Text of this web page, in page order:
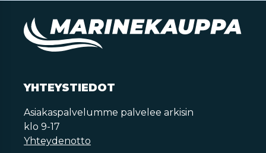
YHTEYSTIEDOT
Asiakaspalvelumme palvelee arkisin
klo 9-17
Yhteydenotto